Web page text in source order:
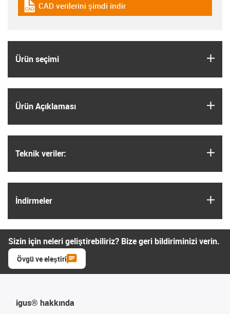
igus-icon-cad-dateien
CAD verilerini şimdi indir
Ürün seçimi
Ürün Açıklaması
Teknik veriler:
İndirmeler
Sizin için neleri geliştirebiliriz? Bize geri bildiriminizi verin.
Övgü ve eleştiri
igus® hakkında